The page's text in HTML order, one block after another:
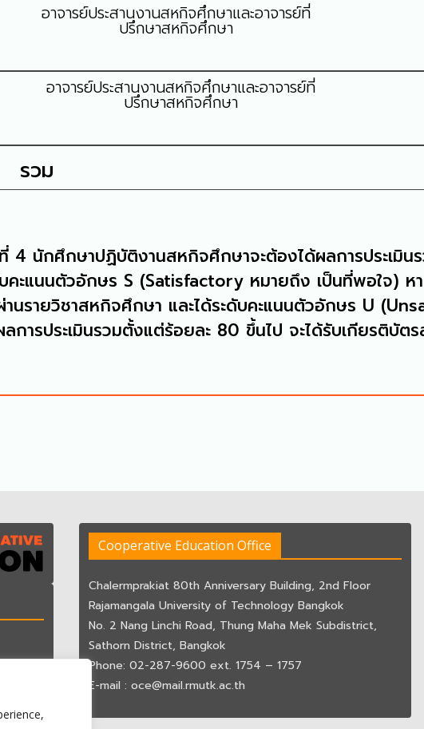
อาจารย์ประสานงานสหกิจศึกษาและอาจารย์ที่
ปรึกษาสหกิจศึกษา
อาจารย์ประสานงานสหกิจศึกษาและอาจารย์ที่
ปรึกษาสหกิจศึกษา
รวม
4 นักศึกษาปฏิบัติงานสหกิจศึกษาจะต้องได้ผลการประเมิ
คะแนนตัวอักษร S (Satisfactory หมายถึง เป็นที่พอใจ) ห
นรายวิชาสหกิจศึกษา และได้ระดับคะแนนตัวอักษร U
ารประเมินรวมตั้งแต่ร้อยละ 80 ขึ้นไป จะได้รับเกียรติบัต
านคร
Cooperative Education Office
Chalermprakiat 80th Anniversary Building, 2nd Floor
Rajamangala University of Technology Bangkok
No. 2 Nang Linchi Road, Thung Maha Mek Subdistrict,
Sathorn District, Bangkok
Phone: 02-287-9600 ext. 1754 – 1757
E-mail : oce@mail.rmutk.ac.th